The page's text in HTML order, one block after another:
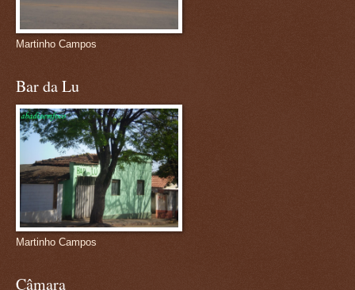
Martinho Campos
Bar da Lu
Martinho Campos
Câmara